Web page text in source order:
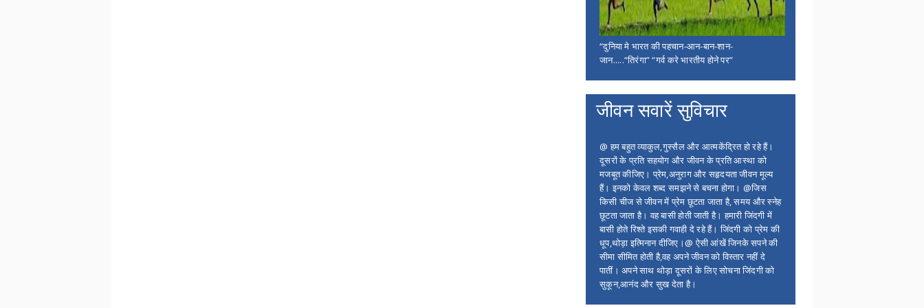
“दुनिया मे भारत की पहचान-आन-बान-शान-
जान.....“तिरंगा” “गर्व करे भारतीय होने पर”
जीवन सवारें सुविचार
@ हम बहुत व्याकुल,गुस्सैल और आत्मकेंद्रित हो रहे हैं।
दूसरों के प्रति सहयोग और जीवन के प्रति आस्था को
मजबूत कीजिए। प्रेम,अनुराग और सहृदयता जीवन मूल्य
हैं। इनको केवल शब्द समझने से बचना होगा। @जिस
किसी चीज से जीवन में प्रेम छूटता जाता है, समय और स्नेह
छूटता जाता है। वह बासी होती जाती है। हमारी जिंदगी में
बासी होते रिश्ते इसकी गवाही दे रहे हैं। जिंदगी को प्रेम की
धूप,थोड़ा इत्मिनान दीजिए।@ ऐसी आंखें जिनके सपने की
सीमा सीमित होती है,वह अपने जीवन को विस्तार नहीं दे
पातीं। अपने साथ थोड़ा दूसरों के लिए सोचना जिंदगी को
सुकून,आनंद और सुख देता है।